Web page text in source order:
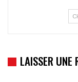
LAISSER UNE